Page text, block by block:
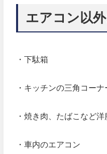
エアコン以
・下駄箱
・キッチンの三角コーナ
・焼き肉、たばこなど
・車内のエアコン